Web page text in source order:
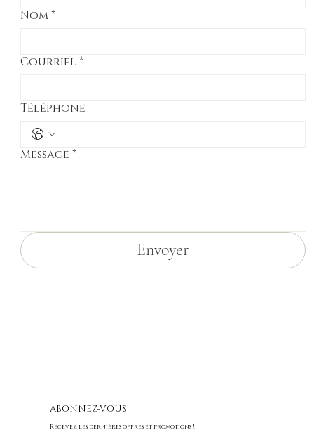
Nom *
Courriel *
Téléphone
Message *
Envoyer
ABONNEZ-VOUS
Recevez les dernières offres et promotions !